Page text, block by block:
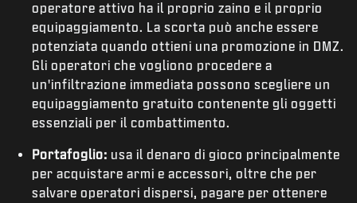
operatore attivo ha il proprio zaino e il proprio
equipaggiamento. La scorta può anche essere
potenziata quando ottieni una promozione in DMZ.
Gli operatori che vogliono procedere a
un'infiltrazione immediata possono scegliere un
equipaggiamento gratuito contenente gli oggetti
essenziali per il combattimento.
Portafoglio: usa il denaro di gioco principalmente
per acquistare armi e accessori, oltre che per
salvare operatori dispersi, pagare per ottenere